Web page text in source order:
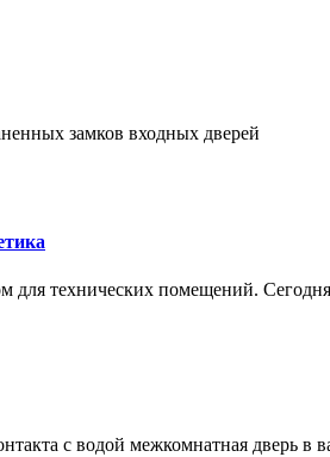
замков входных дверей
технических помещений.
с водой межкомнатная дверь в